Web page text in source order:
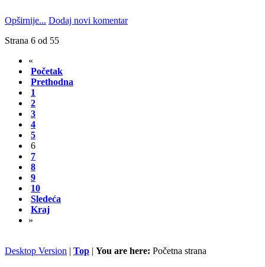
Opširnije... Dodaj novi komentar
Strana 6 od 55
«
Početak
Prethodna
1
2
3
4
5
6
7
8
9
10
Sledeća
Kraj
»
Desktop Version | Top | You are here: Početna strana